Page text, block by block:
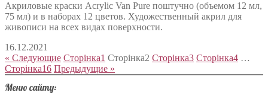
Акриловые краски Acrylic Van Pure поштучно (объемом 12 мл,
75 мл) и в наборах 12 цветов. Художественный акрил для
живописи на всех видах поверхности.
16.12.2021
« Следующие Сторінка1 Сторінка2 Сторінка3 Сторінка4 …
Сторінка16 Предыдущие »
Меню сайту: